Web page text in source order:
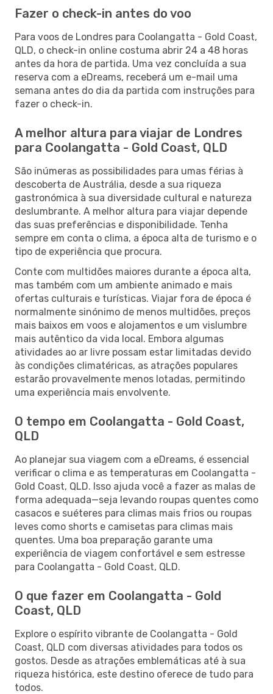
Fazer o check-in antes do voo
Para voos de Londres para Coolangatta - Gold Coast,
QLD, o check-in online costuma abrir 24 a 48 horas
antes da hora de partida. Uma vez concluída a sua
reserva com a eDreams, receberá um e-mail uma
semana antes do dia da partida com instruções para
fazer o check-in.
A melhor altura para viajar de Londres
para Coolangatta - Gold Coast, QLD
São inúmeras as possibilidades para umas férias à
descoberta de Austrália, desde a sua riqueza
gastronómica à sua diversidade cultural e natureza
deslumbrante. A melhor altura para viajar depende
das suas preferências e disponibilidade. Tenha
sempre em conta o clima, a época alta de turismo e o
tipo de experiência que procura.
Conte com multidões maiores durante a época alta,
mas também com um ambiente animado e mais
ofertas culturais e turísticas. Viajar fora de época é
normalmente sinónimo de menos multidões, preços
mais baixos em voos e alojamentos e um vislumbre
mais autêntico da vida local. Embora algumas
atividades ao ar livre possam estar limitadas devido
às condições climatéricas, as atrações populares
estarão provavelmente menos lotadas, permitindo
uma experiência mais envolvente.
O tempo em Coolangatta - Gold Coast,
QLD
Ao planejar sua viagem com a eDreams, é essencial
verificar o clima e as temperaturas em Coolangatta -
Gold Coast, QLD. Isso ajuda você a fazer as malas de
forma adequada—seja levando roupas quentes como
casacos e suéteres para climas mais frios ou roupas
leves como shorts e camisetas para climas mais
quentes. Uma boa preparação garante uma
experiência de viagem confortável e sem estresse
para Coolangatta - Gold Coast, QLD.
O que fazer em Coolangatta - Gold
Coast, QLD
Explore o espírito vibrante de Coolangatta - Gold
Coast, QLD com diversas atividades para todos os
gostos. Desde as atrações emblemáticas até à sua
riqueza histórica, este destino oferece de tudo para
todos.